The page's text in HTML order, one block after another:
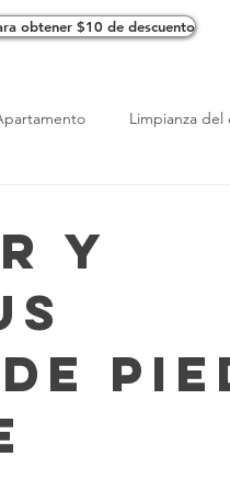
obtener $10 de descuento
Limpianza
en Limpieza Truco de
y